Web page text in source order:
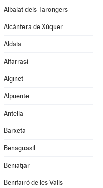
Albalat dels Tarongers
Alcàntera de Xúquer
Aldaia
Alfarrasí
Alginet
Alpuente
Antella
Barxeta
Benaguasil
Beniatjar
Benifairó de les Valls